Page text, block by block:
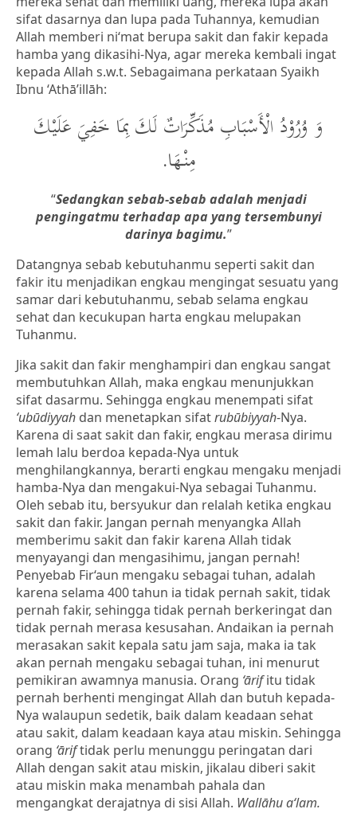
sifat dasarnya dan lupa pada Tuhannya, kemudian
Allah memberi ni‘mat berupa sakit dan fakir kepada
hamba yang dikasihi-Nya, agar mereka kembali ingat
kepada Allah s.w.t. Sebagaimana perkataan Syaikh
Ibnu ‘Athā’illāh:
وَ وُرُوْدُ الْأَسْبَابِ مُذَكِّرَاتٌ لَكَ بِمَا خَفِيَ عَلَيْكَ
مِنْهَا.
“Sedangkan sebab-sebab adalah menjadi
pengingatmu terhadap apa yang tersembunyi
darinya bagimu.”
Datangnya sebab kebutuhanmu seperti sakit dan
fakir itu menjadikan engkau mengingat sesuatu yang
samar dari kebutuhanmu, sebab selama engkau
sehat dan kecukupan harta engkau melupakan
Tuhanmu.
Jika sakit dan fakir menghampiri dan engkau sangat
membutuhkan Allah, maka engkau menunjukkan
sifat dasarmu. Sehingga engkau menempati sifat
‘ubūdiyyah dan menetapkan sifatrubūbiyyah-Nya.
Karena di saat sakit dan fakir, engkau merasa dirimu
lemah lalu berdoa kepada-Nya untuk
menghilangkannya, berarti engkau mengaku menjadi
hamba-Nya dan mengakui-Nya sebagai Tuhanmu.
Oleh sebab itu, bersyukur dan relalah ketika engkau
sakit dan fakir. Jangan pernah menyangka Allah
memberimu sakit dan fakir karena Allah tidak
menyayangi dan mengasihimu, jangan pernah!
Penyebab Fir‘aun mengaku sebagai tuhan, adalah
karena selama 400 tahun ia tidak pernah sakit, tidak
pernah fakir, sehingga tidak pernah berkeringat dan
tidak pernah merasa kesusahan. Andaikan ia pernah
merasakan sakit kepala satu jam saja, maka ia tak
akan pernah mengaku sebagai tuhan, ini menurut
pemikiran awamnya manusia. Orang ‘ārifitu tidak
pernah berhenti mengingat Allah dan butuh kepada-
Nya walaupun sedetik, baik dalam keadaan sehat
atau sakit, dalam keadaan kaya atau miskin. Sehingga
orang ‘āriftidak perlu menunggu peringatan dari
Allah dengan sakit atau miskin, jikalau diberi sakit
atau miskin maka menambah pahala dan
mengangkat derajatnya di sisi Allah. Wallāhu a‘lam.